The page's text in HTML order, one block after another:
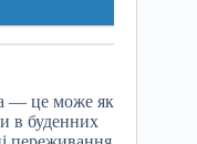
— це може як
в буденних